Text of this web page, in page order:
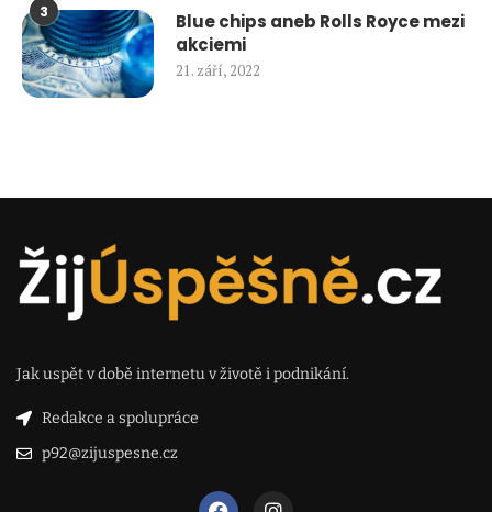
3
Blue chips aneb Rolls Royce mezi
akciemi
21. září, 2022
Jak uspět v době internetu v životě i podnikání.
Redakce a spolupráce
p92@zijuspesne.cz